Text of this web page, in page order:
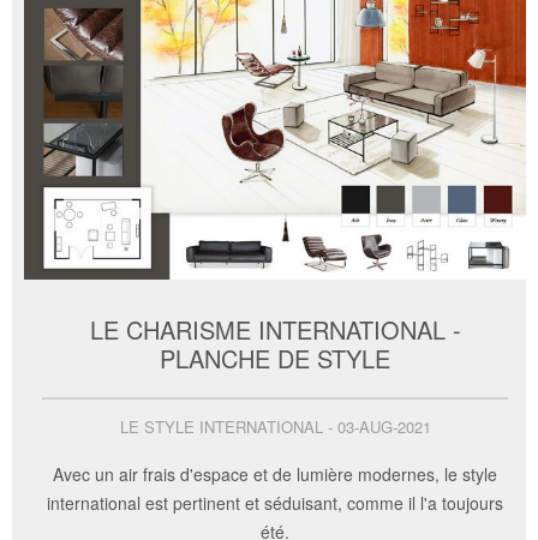
LE CHARISME INTERNATIONAL -
PLANCHE DE STYLE
LE STYLE INTERNATIONAL - 03-AUG-2021
Avec un air frais d'espace et de lumière modernes, le style
international est pertinent et séduisant, comme il l'a toujours
été.